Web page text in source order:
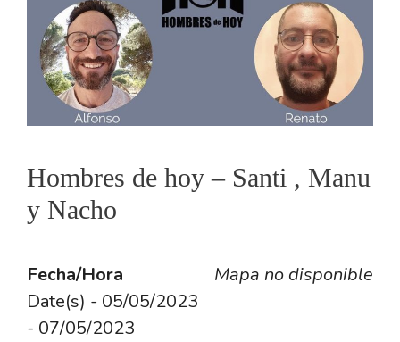
Hombres de hoy – Santi , Manu
y Nacho
Mapa no disponible
Fecha/Hora
Date(s) - 05/05/2023
- 07/05/2023